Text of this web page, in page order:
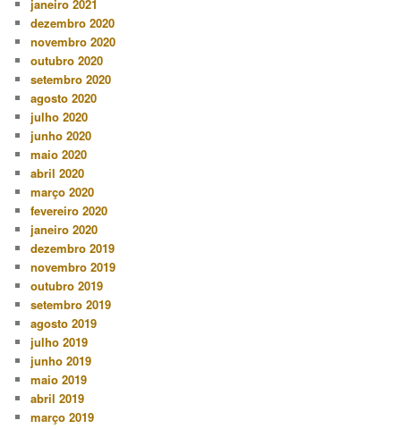
janeiro 2021
dezembro 2020
novembro 2020
outubro 2020
setembro 2020
agosto 2020
julho 2020
junho 2020
maio 2020
abril 2020
março 2020
fevereiro 2020
janeiro 2020
dezembro 2019
novembro 2019
outubro 2019
setembro 2019
agosto 2019
julho 2019
junho 2019
maio 2019
abril 2019
março 2019